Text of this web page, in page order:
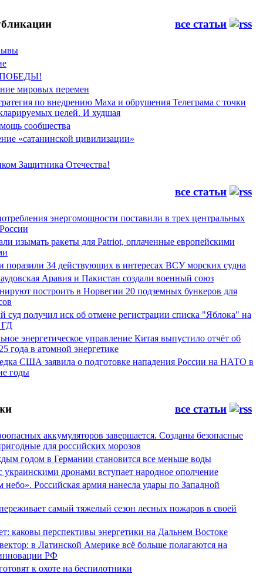
все статьи
мировых перемен
по внедрению Маха и обрушения Телеграма с точки
целей. И худшая
сообщества
«сатанинской цивилизации»
Защитника Отечества!
все статьи
энергомощности поставили в трех центральных
изымать ракеты для Patriot, оплаченные европейскими
поразили 34 действующих в интересах ВСУ морских судна
Аравия и Пакистан создали военный союз
построить в Норвегии 20 подземных бункеров для
суд получил иск об отмене регистрации списка "Яблока" на
ГД
энергетическое управление Китая выпустило отчёт об
года в атомной энергетике
США заявила о подготовке нападения России на НАТО в
годы
все статьи
аккумуляторов завершается. Созданы безопасные
для российских морозов
годом в Германии становится все меньше воды
украинскими дронами вступает народное ополчение
небо». Российская армия нанесла удары по Западной
самый тяжелый сезон лесных пожаров в своей
каковы перспективы энергетики на Дальнем Востоке
в Латинской Америке всё больше полагаются на
РФ
к охоте на беспилотники